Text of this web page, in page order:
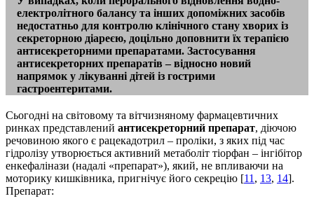
електролітного балансу та інших допоміжних засобів
недостатньо для контролю клінічного стану хворих із
секреторною діареєю, доцільно доповнити їх терапією
антисекреторними препаратами. Застосування
антисекреторних препаратів – відносно новий
напрямок у лікуванні дітей із гострими
гастроентеритами.
Сьогодні на світовому та вітчизняному фармацевтичних
ринках представлений антисекреторний препарат, діючою
речовиною якого є рацекадотрил – проліки, з яких під час
гідролізу утворюється активний метаболіт тіорфан – інгібітор
енкефалінази (надалі «препарат»), який, не впливаючи на
моторику кишківника, пригнічує його секрецію [11 , 13, 14].
Препарат: